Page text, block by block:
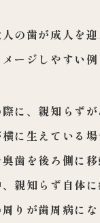
の歯が成人を
ージしやすい
際に、親知らず
に生えている
歯を後ろ側に
親知らず自体に
りが歯周病に